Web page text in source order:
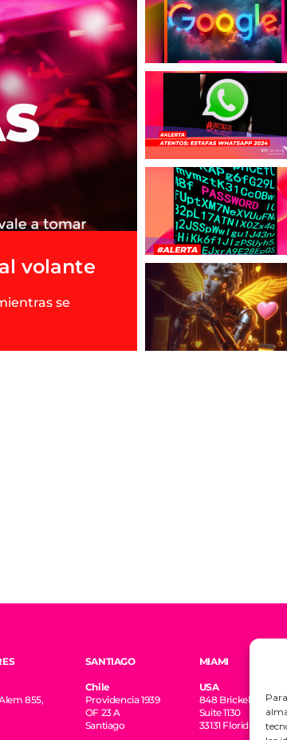
volante
se
855,
SANTIAGO
Chile
Providencia 1939
OF 23 A
Santiago
MIAMI
USA
848 Brickell Ave.
Suite 1130
33131 Florida